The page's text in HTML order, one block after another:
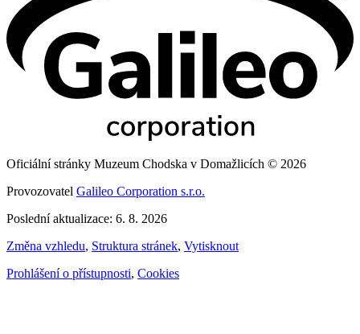
Oficiální stránky Muzeum Chodska v Domažlicích © 2026
Provozovatel Galileo Corporation s.r.o.
Poslední aktualizace: 6. 8. 2026
Změna vzhledu, Struktura stránek, Vytisknout
Prohlášení o přístupnosti, Cookies